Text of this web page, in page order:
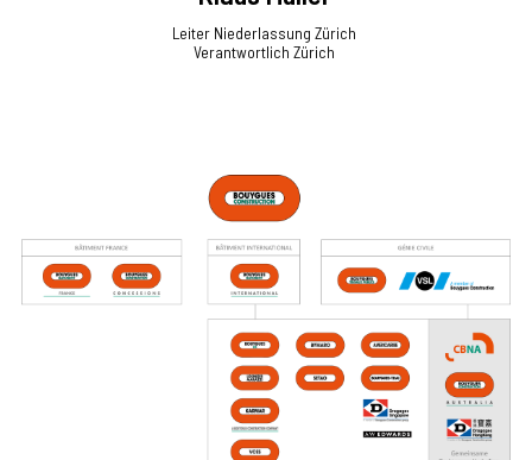
Leiter Niederlassung Zürich
Verantwortlich Zürich